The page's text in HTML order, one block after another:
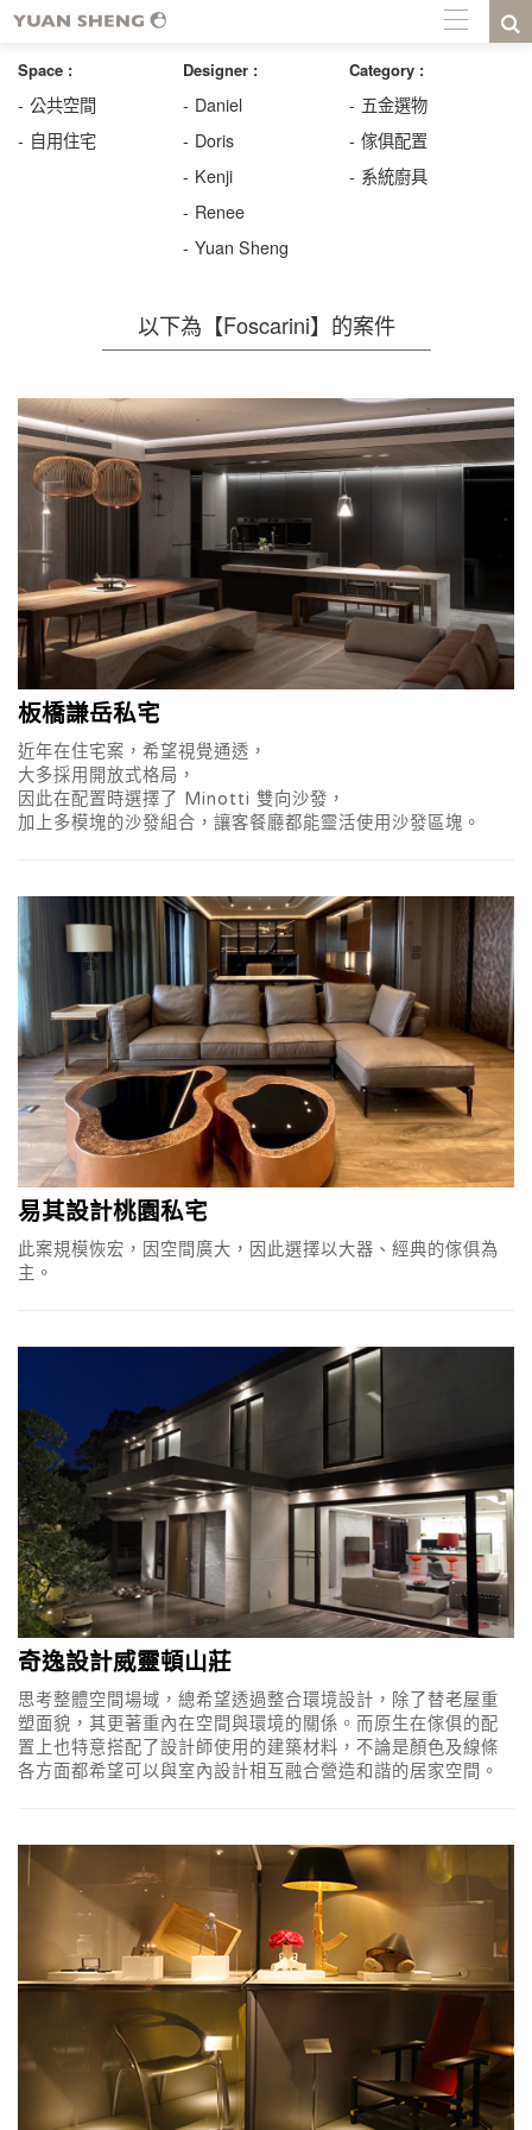
Space :
公共空間
自用住宅
Designer :
Daniel
Doris
Kenji
Renee
Yuan Sheng
Category :
五金選物
傢俱配置
系統廚具
以下為【Foscarini】的案件
板橋謙岳私宅
近年在住宅案，希望視覺通透，
大多採用開放式格局，
因此在配置時選擇了 Minotti 雙向沙發，
加上多模塊的沙發組合，讓客餐廳都能靈活使用沙發區塊。
易其設計桃園私宅
此案規模恢宏，因空間廣大，因此選擇以大器、經典的傢俱為
主。
奇逸設計威靈頓山莊
思考整體空間場域，總希望透過整合環境設計，除了替老屋重
塑面貌，其更著重內在空間與環境的關係。而原生在傢俱的配
置上也特意搭配了設計師使用的建築材料，不論是顏色及線條
各方面都希望可以與室內設計相互融合營造和諧的居家空間。